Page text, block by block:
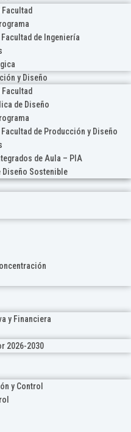
de Ingeniería
y Diseño
de Diseño
de Producción y Diseño
de Aula – PIA
Diseño Sostenible
y Financiera
2026-2030
y Control